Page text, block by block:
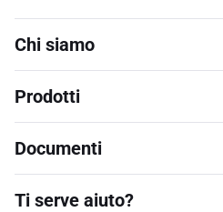
Chi siamo
Prodotti
Documenti
Ti serve aiuto?